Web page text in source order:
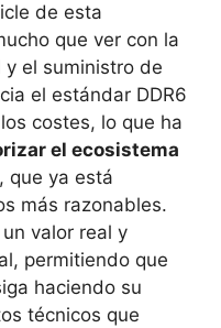
de esta
que ver con la
el suministro de
el estándar DDR6
costes, lo que ha
el ecosistema
, que ya está
más razonables.
valor real y
permitiendo que
haciendo su
técnicos que